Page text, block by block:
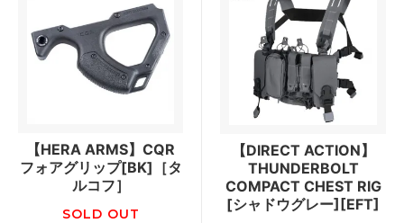
【HERA ARMS】CQR
フォアグリップ[BK]［タ
ルコフ］
SOLD OUT
【DIRECT ACTION】
THUNDERBOLT
COMPACT CHEST RIG
[シャドウグレー][EFT]